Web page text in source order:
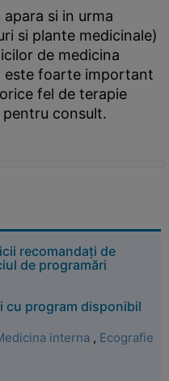
si in urma
si plante medicinale)
de medicina
este foarte important
fel de terapie
consult.
recomandați de
de programări
cu program disponibil
interna , Ecografie